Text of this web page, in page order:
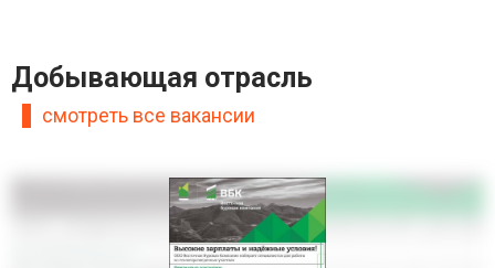
Добывающая отрасль
смотреть все вакансии